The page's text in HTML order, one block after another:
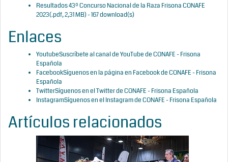
Resultados 43º Concurso Nacional de la Raza Frisona CONAFE
2023(.pdf,2,31 MB) - 167 download(s)
Enlaces
YoutubeSuscríbete al canal de YouTube de CONAFE - Frisona
Española
FacebookSíguenos en la página en Facebook de CONAFE - Frisona
Española
TwitterSíguenos en el Twitter de CONAFE - Frisona Española
InstagramSíguenos en el Instagram de CONAFE - Frisona Española
Artículos relacionados